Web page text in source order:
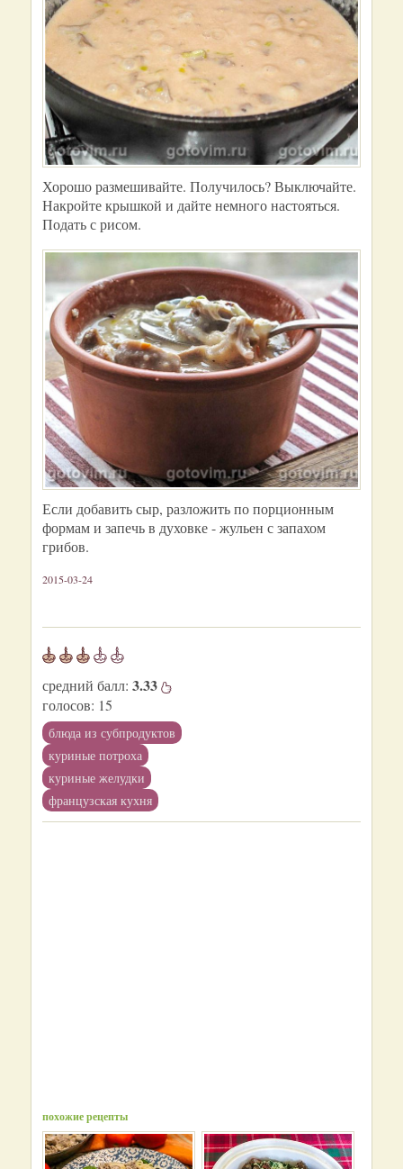
Хорошо размешивайте. Получилось? Выключайте.
Накройте крышкой и дайте немного настояться.
Подать с рисом.
Если добавить сыр, разложить по порционным
формам и запечь в духовке - жульен с запахом
грибов.
2015-03-24
средний балл: 3.33
голосов: 15
блюда из субпродуктов
куриные потроха
куриные желудки
французская кухня
похожие рецепты